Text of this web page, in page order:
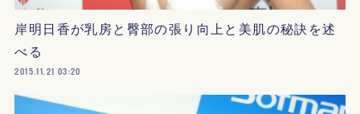
岸明日香が乳房と臀部の張り向上と美肌の秘訣を述
べる
2015.11.21 03:20